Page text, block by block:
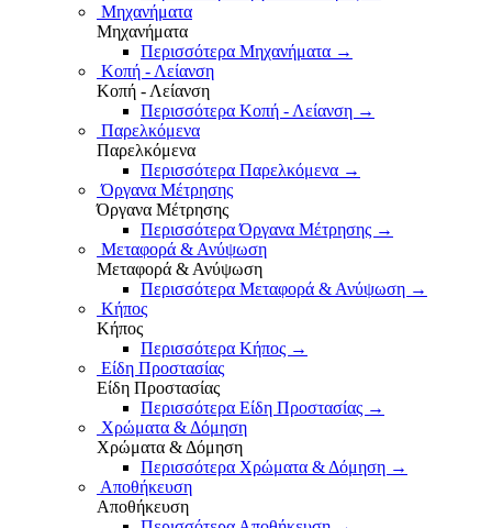
Μηχανήματα
Μηχανήματα
Περισσότερα Μηχανήματα →
Κοπή - Λείανση
Κοπή - Λείανση
Περισσότερα Κοπή - Λείανση →
Παρελκόμενα
Παρελκόμενα
Περισσότερα Παρελκόμενα →
Όργανα Μέτρησης
Όργανα Μέτρησης
Περισσότερα Όργανα Μέτρησης →
Μεταφορά & Ανύψωση
Μεταφορά & Ανύψωση
Περισσότερα Μεταφορά & Ανύψωση →
Κήπος
Κήπος
Περισσότερα Κήπος →
Είδη Προστασίας
Είδη Προστασίας
Περισσότερα Είδη Προστασίας →
Χρώματα & Δόμηση
Χρώματα & Δόμηση
Περισσότερα Χρώματα & Δόμηση →
Αποθήκευση
Αποθήκευση